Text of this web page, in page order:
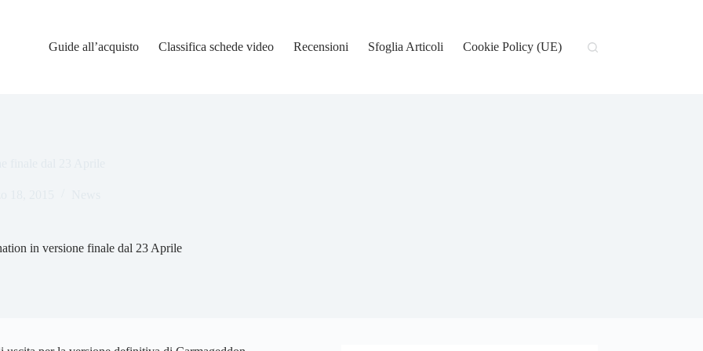
Guide all’acquisto
Classifica schede video Recensioni Sfoglia Articoli Cookie Policy (UE)
in versione finale dal 23 Aprile